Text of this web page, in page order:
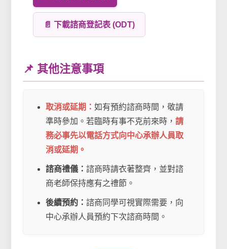
📄 下載諮商登記表 (ODT)
📌 其他注意事項
取消或延期：如有預約諮商時間，敬請
準時參加。若臨時有事不克前來時，請
務必事先以電話方式向中心承辦人員取
消或延期。
諮商禮儀：諮商時請衣著整齊，並對諮
商老師保持應有之禮節。
後續預約：諮商同學可視實際需要，向
中心承辦人員預約下次諮商時間。